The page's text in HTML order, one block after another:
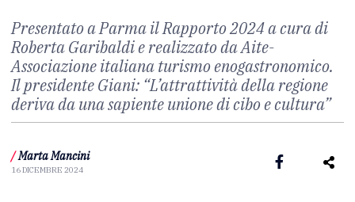
Presentato a Parma il Rapporto 2024 a cura di
Roberta Garibaldi e realizzato da Aite-
Associazione italiana turismo enogastronomico.
Il presidente Giani: “L’attrattività della regione
deriva da una sapiente unione di cibo e cultura”
/ Marta Mancini
16 DICEMBRE 2024